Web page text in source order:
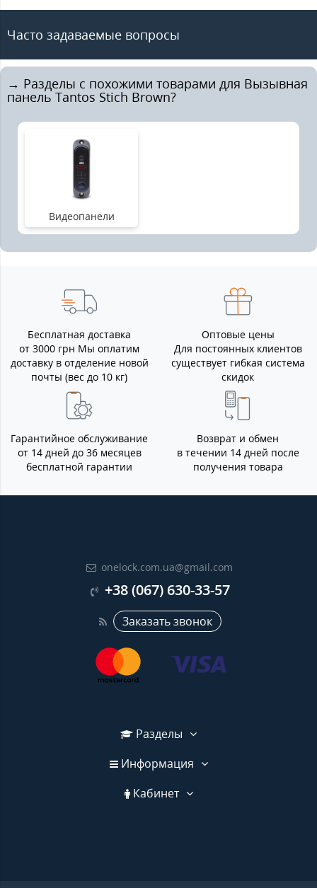
Часто задаваемые вопросы
→ Разделы с похожими товарами для Вызывная
панель Tantos Stich Brown?
Видеопанели
Бесплатная доставка
от 3000 грн Мы оплатим
доставку в отделение новой
почты (вес до 10 кг)
Оптовые цены
Для постоянных клиентов
существует гибкая система
скидок
Гарантийное обслуживание
от 14 дней до 36 месяцев
бесплатной гарантии
Возврат и обмен
в течении 14 дней после
получения товара
onelock.com.ua@gmail.com
+38 (067) 630-33-57
Заказать звонок
Разделы
Информация
Кабинет